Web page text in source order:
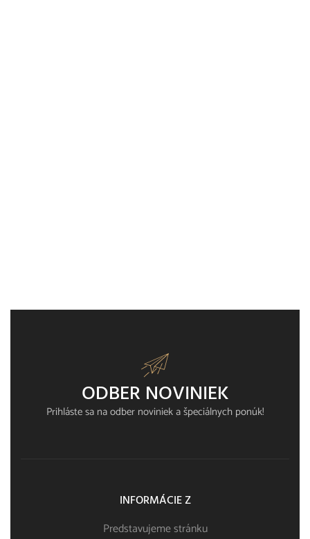
ODBER NOVINIEK
Prihláste sa na odber noviniek a špeciálnych ponúk!
INFORMÁCIE Z
Predstavujeme stránku